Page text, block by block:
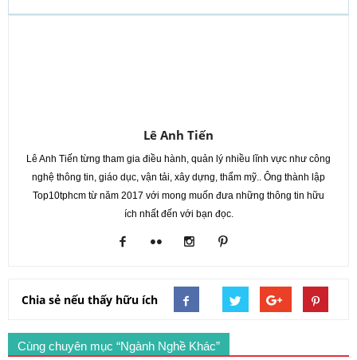
Lê Anh Tiến
Lê Anh Tiến từng tham gia điều hành, quản lý nhiều lĩnh vực như công
nghệ thông tin, giáo dục, vận tải, xây dựng, thẩm mỹ.. Ông thành lập
Top10tphcm từ năm 2017 với mong muốn đưa những thông tin hữu
ích nhất đến với bạn đọc.
Chia sẻ nếu thấy hữu ích
Cùng chuyên mục “Ngành Nghề Khác”